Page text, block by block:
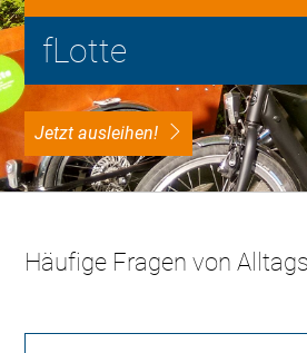
fLotte
Jetzt ausleihen!
Häufige Fragen von